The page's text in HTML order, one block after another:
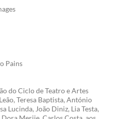
Pains
do Ciclo de Teatro e Artes
Teresa Baptista, António
Lucinda, João Diniz, Lia Testa,